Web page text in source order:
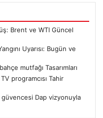
Brent ve WTI Güncel
Uyarısı: Bugün ve
mutfağı Tasarımları
programcısı Tahir
güvencesi Dap vizyonuyla